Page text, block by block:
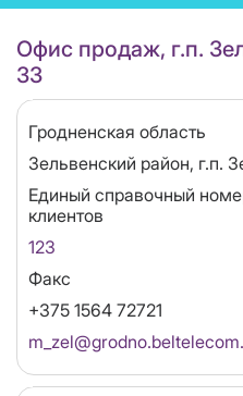
Офис продаж, г.п.
33
Область
Гродненская область
Адрес
Зельвенский район, г.п.
Единый справочный
клиентов
123
Факс
+375 1564 72721
Email